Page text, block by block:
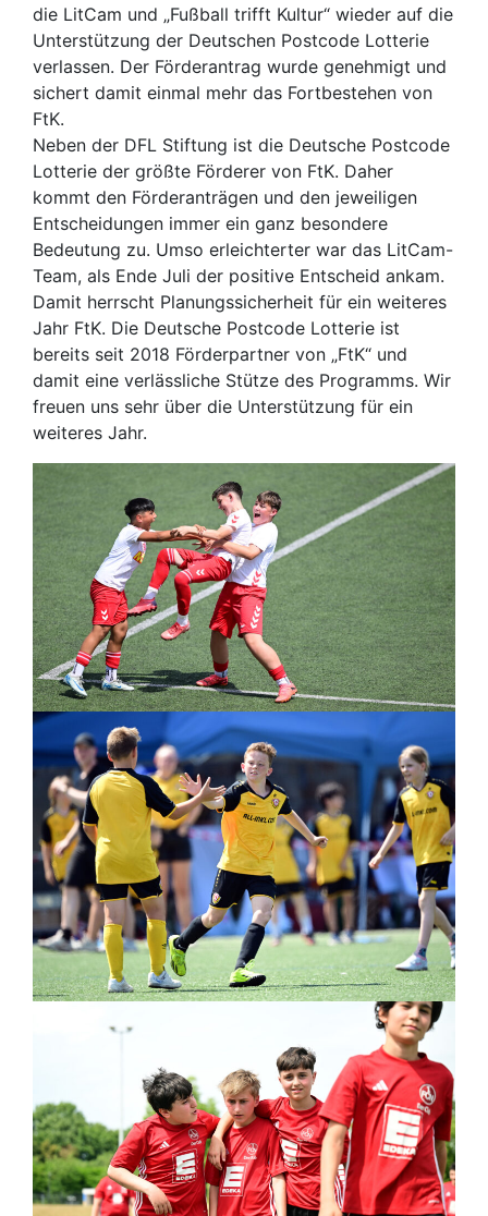
die LitCam und „Fußball trifft Kultur“ wieder auf die
Unterstützung der Deutschen Postcode Lotterie
verlassen. Der Förderantrag wurde genehmigt und
sichert damit einmal mehr das Fortbestehen von
FtK.
Neben der DFL Stiftung ist die Deutsche Postcode
Lotterie der größte Förderer von FtK. Daher
kommt den Förderanträgen und den jeweiligen
Entscheidungen immer ein ganz besondere
Bedeutung zu. Umso erleichterter war das LitCam-
Team, als Ende Juli der positive Entscheid ankam.
Damit herrscht Planungssicherheit für ein weiteres
Jahr FtK. Die Deutsche Postcode Lotterie ist
bereits seit 2018 Förderpartner von „FtK“ und
damit eine verlässliche Stütze des Programms. Wir
freuen uns sehr über die Unterstützung für ein
weiteres Jahr.